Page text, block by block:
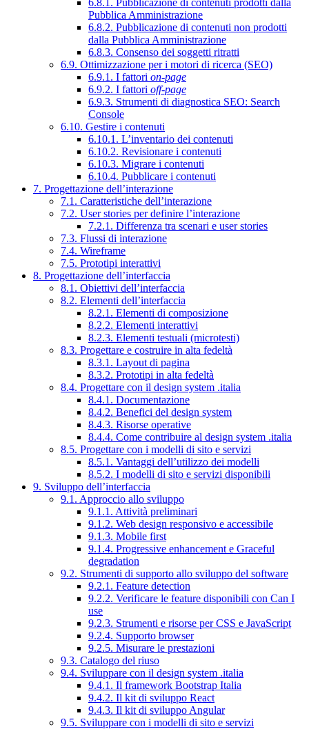
6.8.1. Pubblicazione di contenuti prodotti dalla
Pubblica Amministrazione
6.8.2. Pubblicazione di contenuti non prodotti
dalla Pubblica Amministrazione
6.8.3. Consenso dei soggetti ritratti
6.9. Ottimizzazione per i motori di ricerca (SEO)
6.9.1. I fattori on-page
6.9.2. I fattori off-page
6.9.3. Strumenti di diagnostica SEO: Search
Console
6.10. Gestire i contenuti
6.10.1. L’inventario dei contenuti
6.10.2. Revisionare i contenuti
6.10.3. Migrare i contenuti
6.10.4. Pubblicare i contenuti
7. Progettazione dell’interazione
7.1. Caratteristiche dell’interazione
7.2. User stories per definire l’interazione
7.2.1. Differenza tra scenari e user stories
7.3. Flussi di interazione
7.4. Wireframe
7.5. Prototipi interattivi
8. Progettazione dell’interfaccia
8.1. Obiettivi dell’interfaccia
8.2. Elementi dell’interfaccia
8.2.1. Elementi di composizione
8.2.2. Elementi interattivi
8.2.3. Elementi testuali (microtesti)
8.3. Progettare e costruire in alta fedeltà
8.3.1. Layout di pagina
8.3.2. Prototipi in alta fedeltà
8.4. Progettare con il design system .italia
8.4.1. Documentazione
8.4.2. Benefici del design system
8.4.3. Risorse operative
8.4.4. Come contribuire al design system .italia
8.5. Progettare con i modelli di sito e servizi
8.5.1. Vantaggi dell’utilizzo dei modelli
8.5.2. I modelli di sito e servizi disponibili
9. Sviluppo dell’interfaccia
9.1. Approccio allo sviluppo
9.1.1. Attività preliminari
9.1.2. Web design responsivo e accessibile
9.1.3. Mobile first
9.1.4. Progressive enhancement e Graceful
degradation
9.2. Strumenti di supporto allo sviluppo del software
9.2.1. Feature detection
9.2.2. Verificare le feature disponibili con Can I
use
9.2.3. Strumenti e risorse per CSS e JavaScript
9.2.4. Supporto browser
9.2.5. Misurare le prestazioni
9.3. Catalogo del riuso
9.4. Sviluppare con il design system .italia
9.4.1. Il framework Bootstrap Italia
9.4.2. Il kit di sviluppo React
9.4.3. Il kit di sviluppo Angular
9.5. Sviluppare con i modelli di sito e servizi